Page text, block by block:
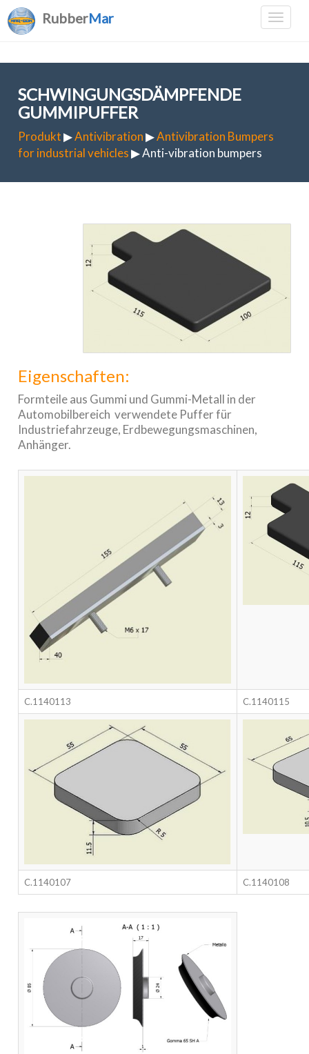
RubberMar
SCHWINGUNGSDÄMPFENDE
GUMMIPUFFER
Produkt▶Antivibration▶Antivibration Bumpers
for industrial vehicles▶ Anti-vibration bumpers
Eigenschaften:
Formteile aus Gummi und Gummi-Metall in der
Automobilbereich verwendete Puffer für
Industriefahrzeuge, Erdbewegungsmaschinen,
Anhänger.
C.1140113 C.1140115
C.1140107 C.1140108